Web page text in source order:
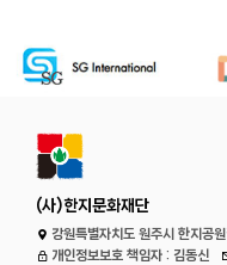
(사)한지문화재단
강원특별자치도 원주시 한지공
개인정보보호 책임자 : 김동신